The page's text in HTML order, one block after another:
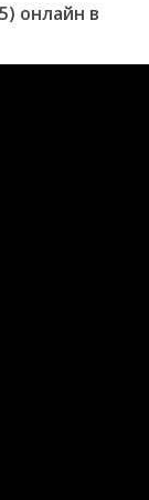
онлайн в